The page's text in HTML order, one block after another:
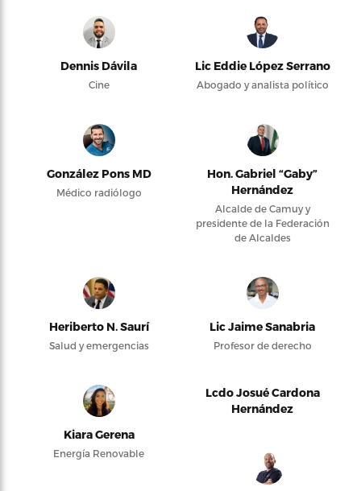
Dennis Dávila
Cine
Lic Eddie López Serrano
Abogado y analista político
González Pons MD
Médico radiólogo
Hon. Gabriel “Gaby”
Hernández
Alcalde de Camuy y
presidente de la Federación
de Alcaldes
Heriberto N. Saurí
Salud y emergencias
Lic Jaime Sanabria
Profesor de derecho
Kiara Gerena
Energía Renovable
Lcdo Josué Cardona
Hernández